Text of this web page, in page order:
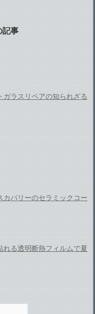
記事
ガラスリペアの知られざる
カバリーのセラミックコー
れる透明断熱フィルムで夏